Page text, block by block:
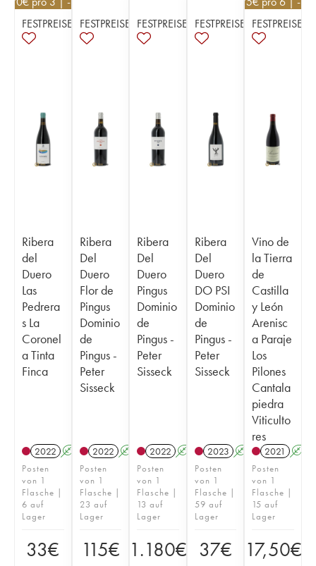
FESTPREISE
Ribera
del
Duero
Las
Pedrera
s La
Coronel
a Tinta
Finca
2022 A
Posten
von 1
Flasche |
6 auf
Lager
33€
FESTPREISE
Ribera
Del
Duero
Flor de
Pingus
Dominio
de
Pingus -
Peter
Sisseck
2022 A
Posten
von 1
Flasche |
23 auf
Lager
115€
FESTPREISE
Ribera
Del
Duero
Pingus
Dominio
de
Pingus -
Peter
Sisseck
2022 A
Posten
von 1
Flasche |
13 auf
Lager
1.180€
FESTPREISE
Ribera
Del
Duero
DO PSI
Dominio
de
Pingus -
Peter
Sisseck
2023 A
Posten
von 1
Flasche |
59 auf
Lager
37€
FESTPREISE
Vino de
la Tierra
de
Castilla
y León
Arenisc
a Paraje
Los
Pilones
Cantala
piedra
Viticulto
res
2021 A
Posten
von 1
Flasche |
15 auf
Lager
17,50€